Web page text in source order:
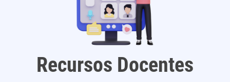
Recursos Docentes